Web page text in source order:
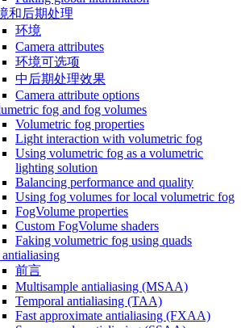
和后期处理
环境
Camera attributes
环境可选项
中后期处理效果
Camera attribute options
fog and fog volumes
Volumetric fog properties
Light interaction with volumetric fog
Using volumetric fog as a volumetric
lighting solution
Balancing performance and quality
Using fog volumes for local volumetric fog
FogVolume properties
Custom FogVolume shaders
Faking volumetric fog using quads
前言
Multisample antialiasing (MSAA)
Temporal antialiasing (TAA)
Fast approximate antialiasing (FXAA)